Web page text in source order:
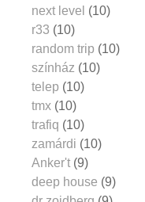
next level (10)
r33 (10)
random trip (10)
színház (10)
telep (10)
tmx (10)
trafiq (10)
zamárdi (10)
Anker't (9)
deep house (9)